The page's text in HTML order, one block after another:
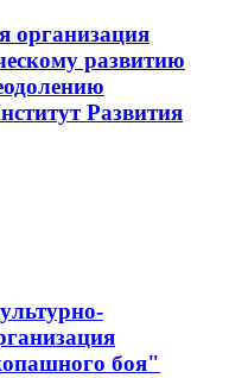
организация
развитию
Развития
боя"